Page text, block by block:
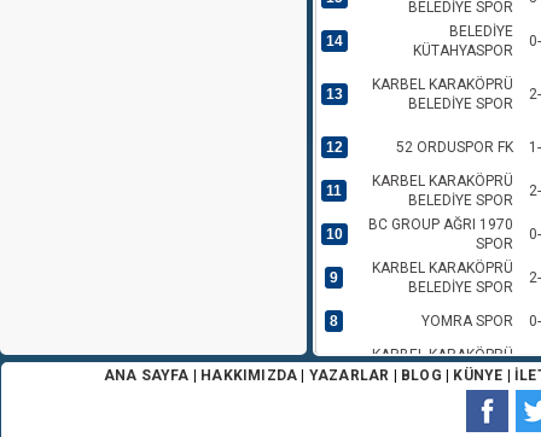
BELEDİYE SPOR
14
BELEDİYE
KÜTAHYASPOR
13
KARBEL KARAKÖPRÜ
BELEDİYE SPOR
12 52 ORDUSPOR FK
11
KARBEL KARAKÖPRÜ
BELEDİYE SPOR
10
BC GROUP AĞRI 1970
SPOR
9
KARBEL KARAKÖPRÜ
BELEDİYE SPOR
8 YOMRA SPOR
7
KARBEL KARAKÖPRÜ
BELEDİYE SPOR
KARŞIYAKA
ANA SAYFA HAKKIMIZDA YAZARLAR BLOG KÜNYE